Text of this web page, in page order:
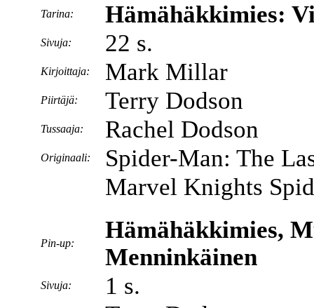
Tarina: Hämähäkkimies:
Sivuja: 22 s.
Kirjoittaja: Mark Millar
Piirtäjä: Terry Dodson
Tussaaja: Rachel Dodson
Originaali:
Spider-Man: The
Marvel Knights
Pin-up:
Hämähäkkimies,
Menninkäinen
Sivuja: 1 s.